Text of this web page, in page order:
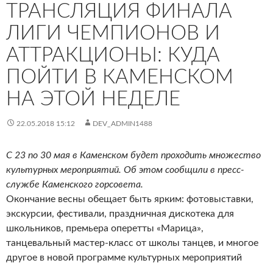
ТРАНСЛЯЦИЯ ФИНАЛА
ЛИГИ ЧЕМПИОНОВ И
АТТРАКЦИОНЫ: КУДА
ПОЙТИ В КАМЕНСКОМ
НА ЭТОЙ НЕДЕЛЕ
22.05.2018 15:12 DEV_ADMIN1488
С 23 по 30 мая в Каменском будет проходить множество
культурных мероприятий. Об этом сообщили в пресс-
службе Каменского горсовета.
Окончание весны обещает быть ярким: фотовыставки,
экскурсии, фестивали, праздничная дискотека для
школьников, премьера оперетты «Марица»,
танцевальный мастер-класс от школы танцев, и многое
другое в новой программе культурных мероприятий